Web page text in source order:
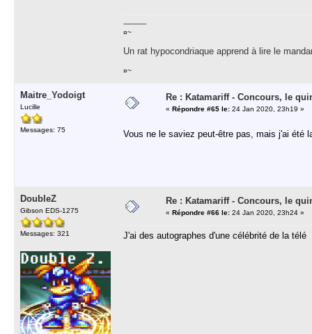
-----------
¤~
Un rat hypocondriaque apprend à lire le
¤~
Maitre_Yodoigt
Lucille
Messages: 75
Re : Katamariff - Concours, le
« Répondre #65 le: 24 Jan 2020, 23h19 »
Vous ne le saviez peut-être pas, mais j'ai été
DoubleZ
Gibson EDS-1275
Messages: 321
Re : Katamariff - Concours, le
« Répondre #66 le: 24 Jan 2020, 23h24 »
J'ai des autographes d'une célébrité de la télé